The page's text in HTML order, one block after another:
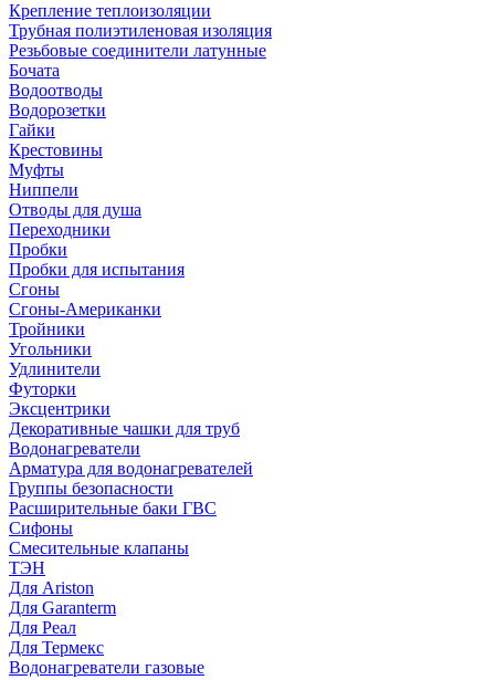
Крепление теплоизоляции
Трубная полиэтиленовая изоляция
Резьбовые соединители латунные
Бочата
Водоотводы
Водорозетки
Гайки
Крестовины
Муфты
Ниппели
Отводы для душа
Переходники
Пробки
Пробки для испытания
Сгоны
Сгоны-Американки
Тройники
Угольники
Удлинители
Футорки
Эксцентрики
Декоративные чашки для труб
Водонагреватели
Арматура для водонагревателей
Группы безопасности
Расширительные баки ГВС
Сифоны
Смесительные клапаны
ТЭН
Для Ariston
Для Garanterm
Для Реал
Для Термекс
Водонагреватели газовые